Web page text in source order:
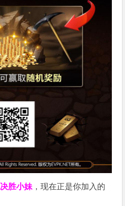
决胜小妹 ，现在正是你加入的